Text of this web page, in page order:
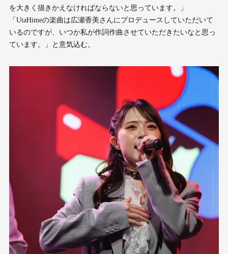
を大きく描きかえなければならないと思っています。」
「UtaHimeの楽曲は広瀬香美さんにプロデュースしていただいて
いるのですが、いつか私が作詞作曲させていただきたいなと思っ
ています。」と意気込む。